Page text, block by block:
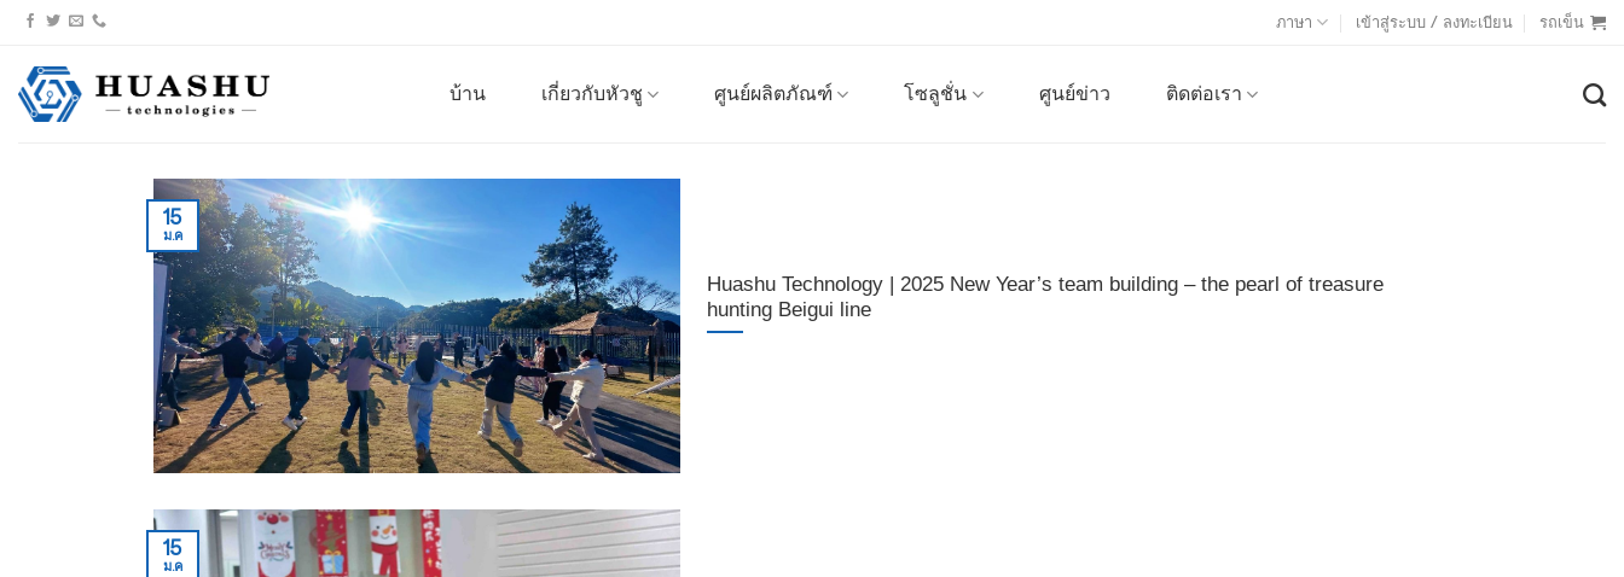
ข้าม
เนื้อหา
ภาษา เข้าสู่ระบบ / ลงทะเบียน รถเข็น
บ้าน เกี่ยวกับหัวชู ศูนย์ผลิตภัณฑ์ โซลูชั่น ศูนย์ข่าว ติดต่อเรา
Huashu Technology | 2025 New Year’s team building – the pearl of treasure
hunting Beigui line
15
ม.ค
15
ม.ค